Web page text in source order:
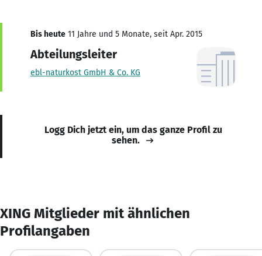
Bis heute 11 Jahre und 5 Monate, seit Apr. 2015
Abteilungsleiter
ebl-naturkost GmbH & Co. KG
Logg Dich jetzt ein, um das ganze Profil zu
sehen.
XING Mitglieder mit ähnlichen
Profilangaben